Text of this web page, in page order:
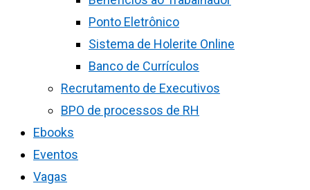
Ponto Eletrônico
Sistema de Holerite Online
Banco de Currículos
Recrutamento de Executivos
BPO de processos de RH
Ebooks
Eventos
Vagas